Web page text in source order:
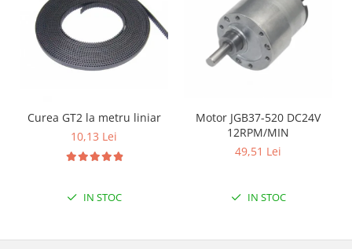
Driver
Altele
Encoder
Micro Metal
Motor 25D
Curea GT2 la metru liniar
10,13 Lei
IN STOC
Motor JGB37-520 DC24V
12RPM/MIN
49,51 Lei
IN STOC